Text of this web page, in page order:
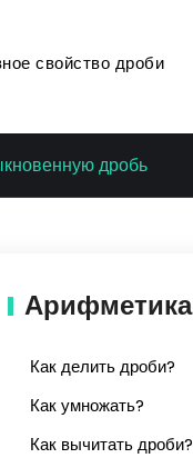
свойство дроби
дробь
Арифметика
Как делить дроби?
Как умножать?
Как вычитать дроби?